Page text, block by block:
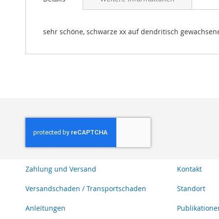
sehr schöne, schwarze xx auf dendritisch
Zahlung und Versand
Versandschaden / Transportschaden
Anleitungen
Kontakt
Standort